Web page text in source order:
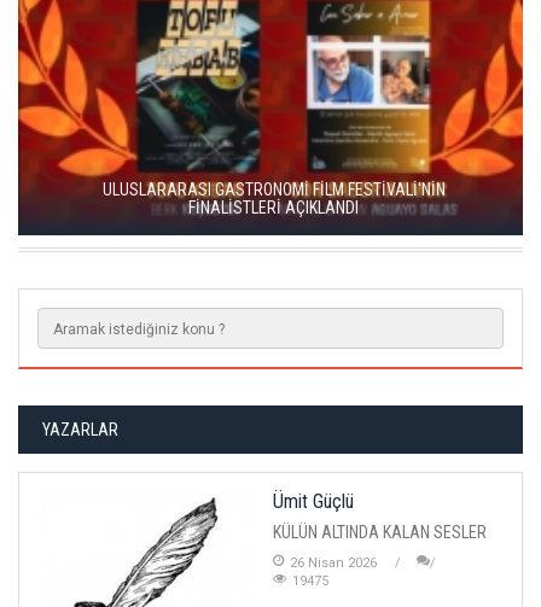
ENKA SANAT'TAN KÜLTÜREL SÜREKLİLİK HAMLESİ
YAZARLAR
Ümit Güçlü
KÜLÜN ALTINDA KALAN SESLER
26 Nisan 2026
19475